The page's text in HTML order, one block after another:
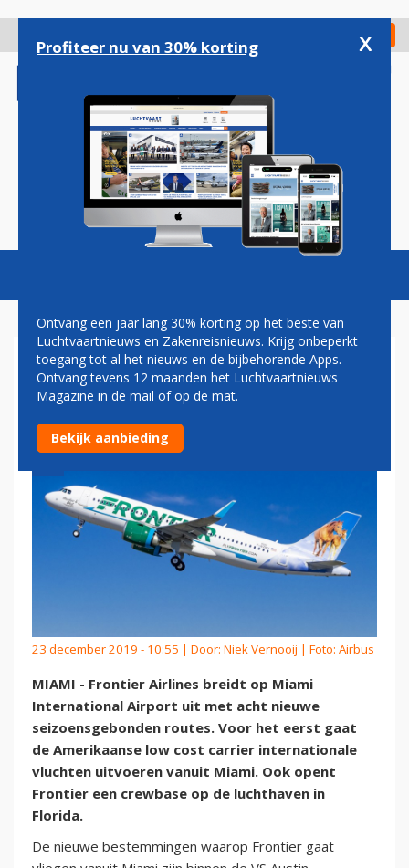
gaan
Check in
Magazine Podcasts Vacatures
FRONTIER AIRLINES BREIDT
UIT VANAF MIAMI
23 december 2019 - 10:55 | Door: Niek Vernooij | Foto: Airbus
MIAMI - Frontier Airlines breidt op Miami
International Airport uit met acht nieuwe
seizoensgebonden routes. Voor het eerst gaat
de Amerikaanse low cost carrier internationale
vluchten uitvoeren vanuit Miami. Ook opent
Frontier een crewbase op de luchthaven in
Florida.
De nieuwe bestemmingen waarop Frontier gaat
Profiteer nu van 30% korting x
Ontvang een jaar lang 30% korting op het beste van
Luchtvaartnieuws en Zakenreisnieuws. Krijg onbeperkt
toegang tot al het nieuws en de bijbehorende Apps.
Ontvang tevens 12 maanden het Luchtvaartnieuws
Magazine in de mail of op de mat.
Bekijk aanbieding